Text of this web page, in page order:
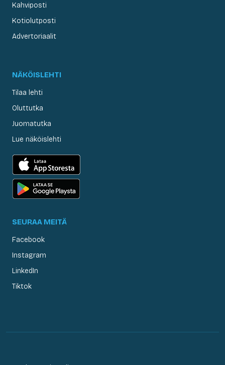
Kahviposti
Kotiolutposti
Advertoriaalit
NÄKÖISLEHTI
Tilaa lehti
Oluttutka
Juomatutka
Lue näköislehti
SEURAA MEITÄ
Facebook
Instagram
LinkedIn
Tiktok